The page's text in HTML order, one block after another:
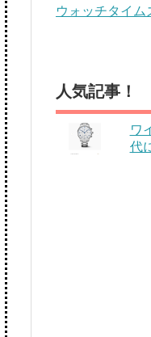
ウォッチタイム
人気記事！
ワ
代